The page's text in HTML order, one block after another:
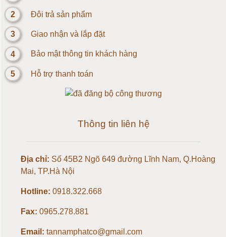
Loadcell 3kg
Loadcell 5kg
Loadcell 10kg
Loadcell 20kg
Loadcell 100kg
Loadcell 150kg
Loadcell 200kg
2 Đôi trả sản phẩm
3 Giao nhận và lắp đặt
4 Bảo mật thông tin khách hàng
5 Hỗ trợ thanh toán
Thông tin liên hệ
Địa chỉ: Số 45B2 Ngõ 649 đường Lĩnh Nam, Q.Hoàng
Mai, TP.Hà Nội
Hotline: 0918.322.668
Fax: 0965.278.881
Email: tannamphatco@gmail.com